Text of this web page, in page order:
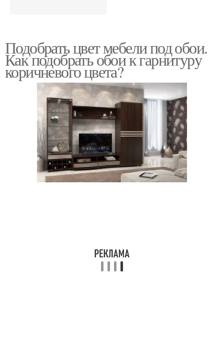
Подобрать цвет мебели под обои.
Как подобрать обои к гарнитуру
коричневого цвета?